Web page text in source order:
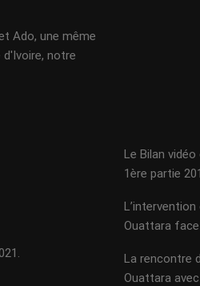
Ado, une même
d'Ivoire, notre
Le Bilan
1ère partie
L’intervention
Ouattara
La rencontre
Ouattara